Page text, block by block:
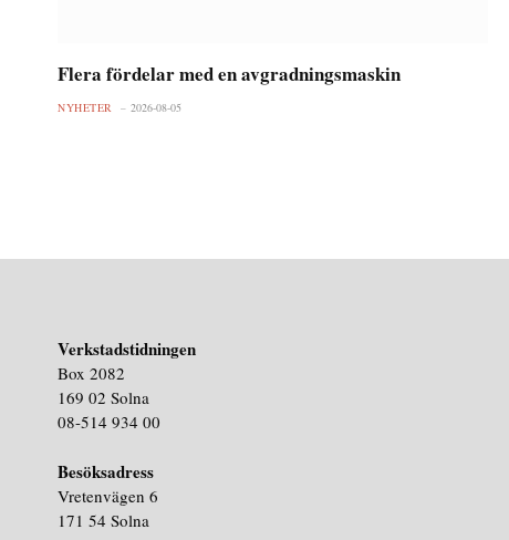
Flera fördelar med en avgradningsmaskin
NYHETER 2026-08-05
Verkstadstidningen
Box 2082
169 02 Solna
08-514 934 00
Besöksadress
Vretenvägen 6
171 54 Solna